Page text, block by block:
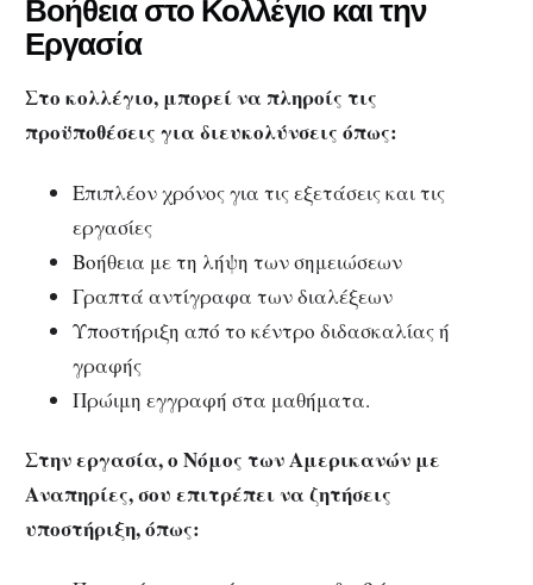
Βοήθεια στο Κολλέγιο και την
Εργασία
Στο κολλέγιο, μπορεί να πληροίς τις
προϋποθέσεις για διευκολύνσεις όπως:
Επιπλέον χρόνος για τις εξετάσεις και τις
εργασίες
Βοήθεια με τη λήψη των σημειώσεων
Γραπτά αντίγραφα των διαλέξεων
Υποστήριξη από το κέντρο διδασκαλίας ή
γραφής
Πρώιμη εγγραφή στα μαθήματα.
Στην εργασία, ο Νόμος των Αμερικανών με
Αναπηρίες, σου επιτρέπει να ζητήσεις
υποστήριξη, όπως: